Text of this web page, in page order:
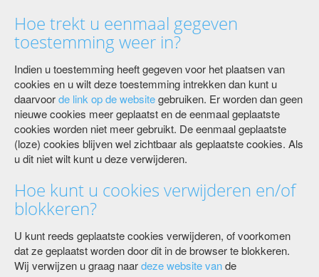
Hoe trekt u eenmaal gegeven
toestemming weer in?
Indien u toestemming heeft gegeven voor het plaatsen van
cookies en u wilt deze toestemming intrekken dan kunt u
daarvoor de link op de website gebruiken. Er worden dan geen
nieuwe cookies meer geplaatst en de eenmaal geplaatste
cookies worden niet meer gebruikt. De eenmaal geplaatste
(loze) cookies blijven wel zichtbaar als geplaatste cookies. Als
u dit niet wilt kunt u deze verwijderen.
Hoe kunt u cookies verwijderen en/of
blokkeren?
U kunt reeds geplaatste cookies verwijderen, of voorkomen
dat ze geplaatst worden door dit in de browser te blokkeren.
Wij verwijzen u graag naar deze website van de